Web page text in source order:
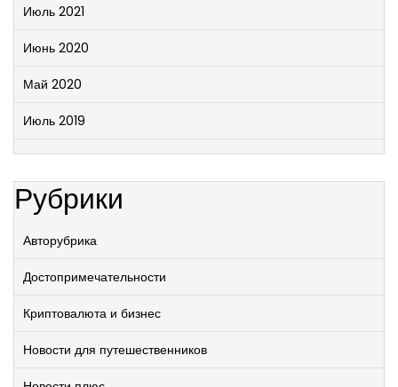
Июль 2021
Июнь 2020
Май 2020
Июль 2019
Рубрики
Авторубрика
Достопримечательности
Криптовалюта и бизнес
Новости для путешественников